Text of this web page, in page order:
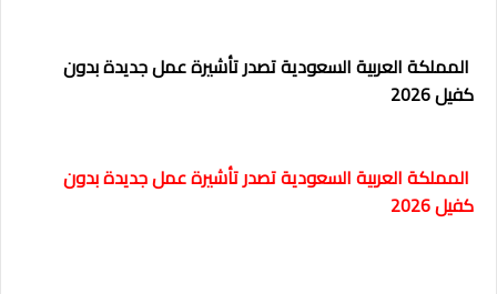
المملكة العربية السعودية تصدر تأشيرة عمل جديدة بدون
كفيل 2026
المملكة العربية السعودية تصدر تأشيرة عمل جديدة بدون
كفيل 2026